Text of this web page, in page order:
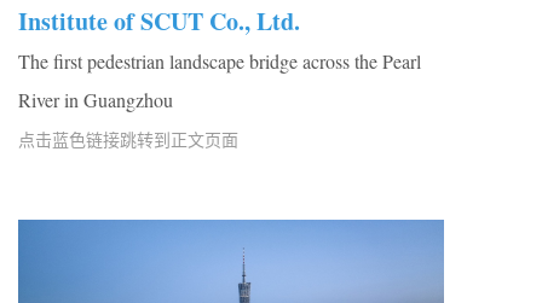
Institute of SCUT Co., Ltd.
The first pedestrian landscape bridge across the Pearl
River in Guangzhou
点击蓝色链接跳转到正文页面